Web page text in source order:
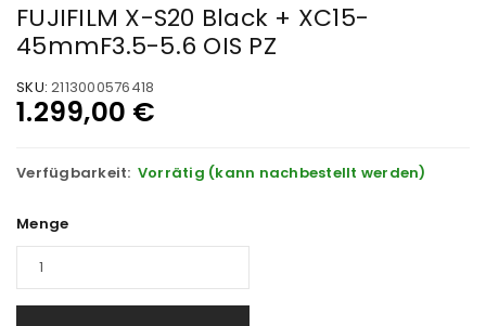
FUJIFILM X-S20 Black + XC15-
45mmF3.5-5.6 OIS PZ
SKU: 2113000576418
1.299,00 €
Verfügbarkeit: Vorrätig (kann nachbestellt werden)
Menge